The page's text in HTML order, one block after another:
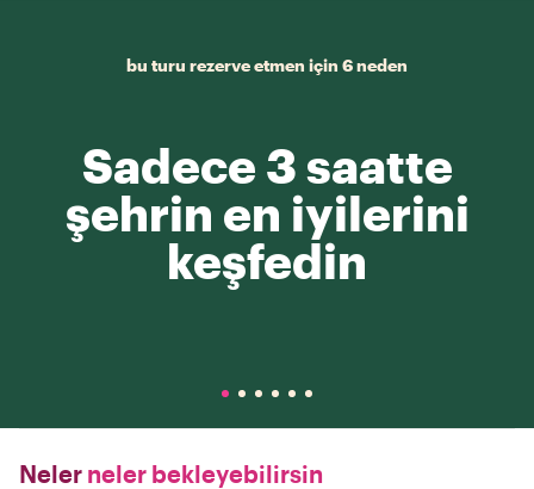
bu turu rezerve etmen için 6 neden
Sadece 3 saatte
şehrin en iyilerini
keşfedin
Neler neler bekleyebilirsin